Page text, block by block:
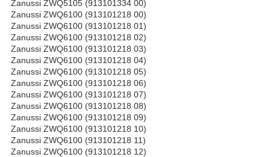
Zanussi ZWQ5105 (913101334 00)
Zanussi ZWQ6100 (913101218 00)
Zanussi ZWQ6100 (913101218 01)
Zanussi ZWQ6100 (913101218 02)
Zanussi ZWQ6100 (913101218 03)
Zanussi ZWQ6100 (913101218 04)
Zanussi ZWQ6100 (913101218 05)
Zanussi ZWQ6100 (913101218 06)
Zanussi ZWQ6100 (913101218 07)
Zanussi ZWQ6100 (913101218 08)
Zanussi ZWQ6100 (913101218 09)
Zanussi ZWQ6100 (913101218 10)
Zanussi ZWQ6100 (913101218 11)
Zanussi ZWQ6100 (913101218 12)